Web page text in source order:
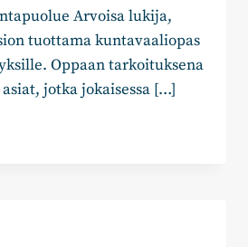
Arvoisa lukija,
tuottama kuntavaaliopas
Oppaan tarkoituksena
jotka jokaisessa […]